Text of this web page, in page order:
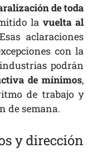
de toda
lavuelta al
aclaraciones
con la
podrán
de mínimos,
de trabajo y
de semana.
y dirección